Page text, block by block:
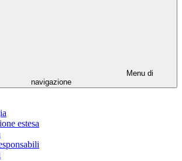
Menu di
navigazione
estesa